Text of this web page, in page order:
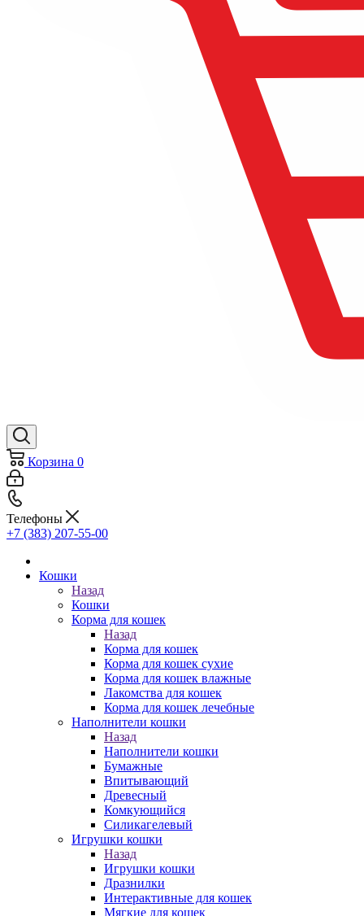
Корзина 0
Телефоны
+7 (383) 207-55-00
Кошки
Назад
Кошки
Корма для кошек
Назад
Корма для кошек
Корма для кошек сухие
Корма для кошек влажные
Лакомства для кошек
Корма для кошек лечебные
Наполнители кошки
Назад
Наполнители кошки
Бумажные
Впитывающий
Древесный
Комкующийся
Силикагелевый
Игрушки кошки
Назад
Игрушки кошки
Дразнилки
Интерактивные для кошек
Мягкие для кошек